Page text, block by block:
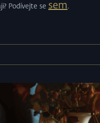
Podívejte se sem .